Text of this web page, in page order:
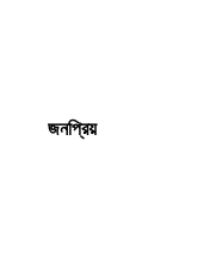
জনপ্রিয়